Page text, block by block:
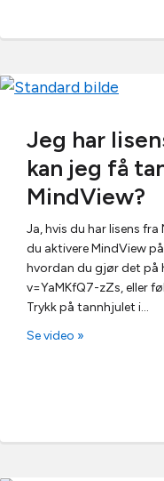
Jeg har
kan jeg få
MindView?
Ja, hvis du har lisens fra
du aktivere MindView
hvordan du gjør det
v=YaMKfQ7-zZs, eller
Trykk på tannhjulet i…
Se video »